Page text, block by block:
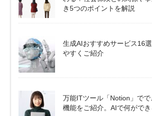
き5つのポイントを解説
生成AIおすすめサービス16
やすくご紹介
万能ITツール「Notion」で
機能をご紹介。AIで何ができ